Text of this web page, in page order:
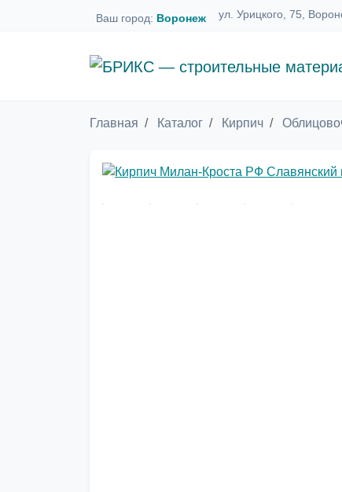
Ваш город: Воронеж ул. Урицкого, 75,
Главная Каталог Кирпич